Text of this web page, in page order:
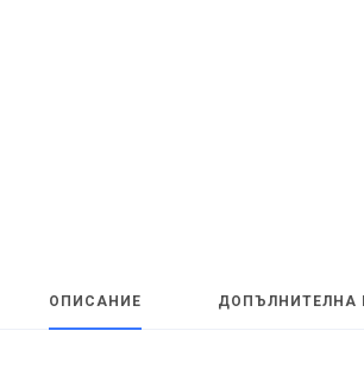
ОПИСАНИЕ ДОПЪЛНИТЕЛНА